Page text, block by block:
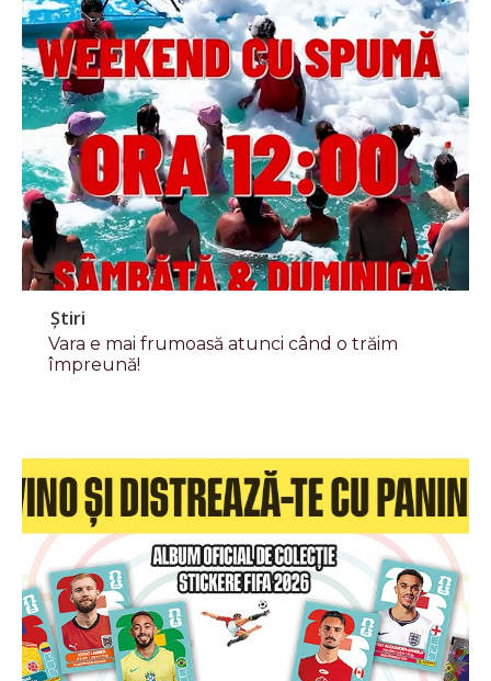
Știri
Vara e mai frumoasă atunci când o trăim
împreună!